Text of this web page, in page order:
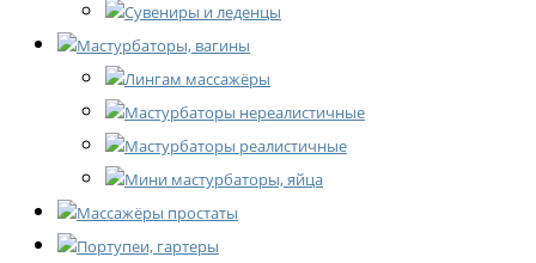
Сувениры и леденцы
Мастурбаторы, вагины
Лингам массажёры
Мастурбаторы нереалистичные
Мастурбаторы реалистичные
Мини мастурбаторы, яйца
Массажёры простаты
Портупеи, гартеры